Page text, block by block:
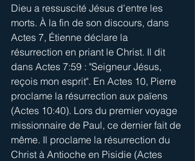
Dieu a ressuscité Jésus d'entre les
morts. À la fin de son discours, dans
Actes 7, Étienne déclare la
résurrection en priant le Christ. Il dit
dans Actes 7:59 : "Seigneur Jésus,
reçois mon esprit". En Actes 10, Pierre
proclame la résurrection aux païens
(Actes 10:40). Lors du premier voyage
missionnaire de Paul, ce dernier fait de
même. Il proclame la résurrection du
Christ à Antioche en Pisidie (Actes